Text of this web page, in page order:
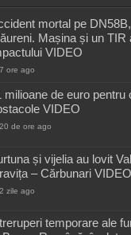
mortal pe
Mașina și un TIR
VIDEO
7 ore ago
milioane de euro
VIDEO
20 de ore ago
și vijelia au lovit
– Cărbunari VIDEO
2 zile ago
temporare ale